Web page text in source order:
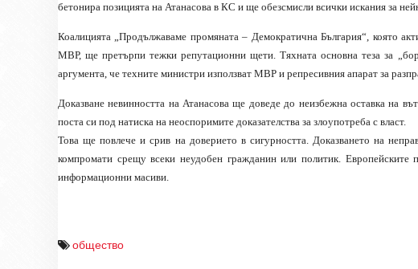
бетонира позицията на Атанасова в КС и ще обезсмисли всички искания за
Коалицията „Продължаваме промяната – Демократична България“, която
МВР, ще претърпи тежки репутационни щети. Тяхната основна теза за
аргумента, че техните министри използват МВР и репресивния апарат за
Доказване невинността на Атанасова ще доведе до неизбежна оставка на
поста си под натиска на неоспоримите доказателства за злоупотреба с власт.
Това ще повлече и срив на доверието в сигурността. Доказването на
компромати срещу всеки неудобен гражданин или политик. Европейските
информационни масиви.
общество